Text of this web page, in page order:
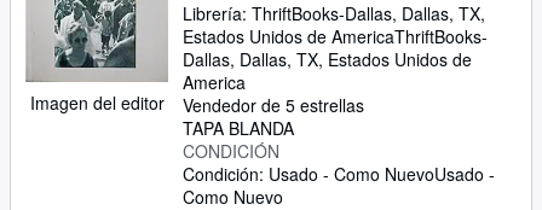
Imagen del editor
Librería: ThriftBooks-Dallas, Dallas, TX,
Estados Unidos de AmericaThriftBooks-
Dallas, Dallas, TX, Estados Unidos de
America
Vendedor de 5 estrellas
TAPA BLANDA
CONDICIÓN
Condición: Usado - Como NuevoUsado -
Como Nuevo